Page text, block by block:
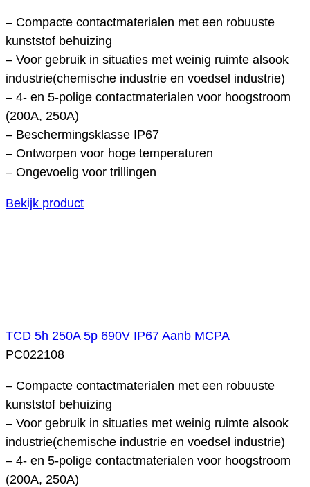
– Compacte contactmaterialen met een robuuste
kunststof behuizing
– Voor gebruik in situaties met weinig ruimte alsook
industrie(chemische industrie en voedsel industrie)
– 4- en 5-polige contactmaterialen voor hoogstroom
(200A, 250A)
– Beschermingsklasse IP67
– Ontworpen voor hoge temperaturen
– Ongevoelig voor trillingen
Bekijk product
TCD 5h 250A 5p 690V IP67 Aanb MCPA
PC022108
– Compacte contactmaterialen met een robuuste
kunststof behuizing
– Voor gebruik in situaties met weinig ruimte alsook
industrie(chemische industrie en voedsel industrie)
– 4- en 5-polige contactmaterialen voor hoogstroom
(200A, 250A)